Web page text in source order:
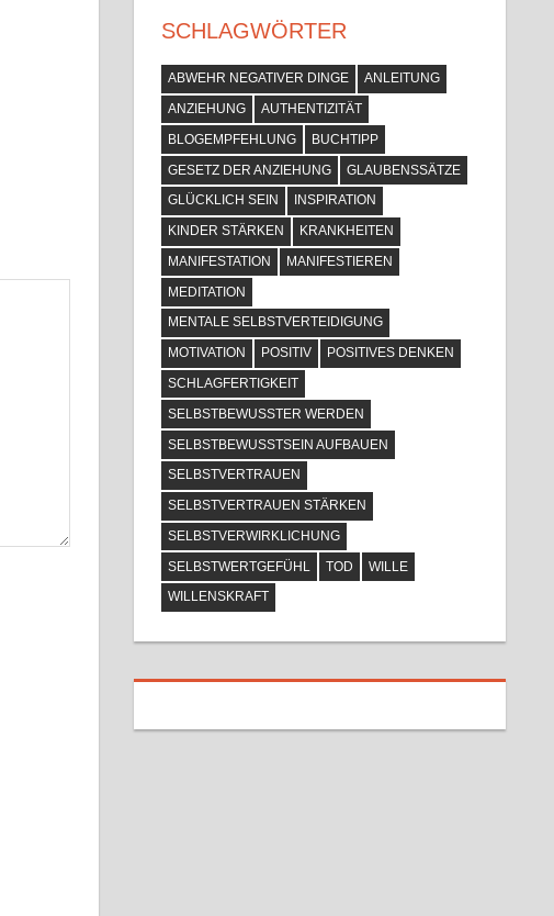
SCHLAGWÖRTER
ABWEHR NEGATIVER DINGE
ANLEITUNG
ANZIEHUNG
AUTHENTIZITÄT
BLOGEMPFEHLUNG
BUCHTIPP
GESETZ DER ANZIEHUNG
GLAUBENSSÄTZE
GLÜCKLICH SEIN
INSPIRATION
KINDER STÄRKEN
KRANKHEITEN
MANIFESTATION
MANIFESTIEREN
MEDITATION
MENTALE SELBSTVERTEIDIGUNG
MOTIVATION
POSITIV
POSITIVES DENKEN
SCHLAGFERTIGKEIT
SELBSTBEWUSSTER WERDEN
SELBSTBEWUSSTSEIN AUFBAUEN
SELBSTVERTRAUEN
SELBSTVERTRAUEN STÄRKEN
SELBSTVERWIRKLICHUNG
SELBSTWERTGEFÜHL
TOD
WILLE
WILLENSKRAFT